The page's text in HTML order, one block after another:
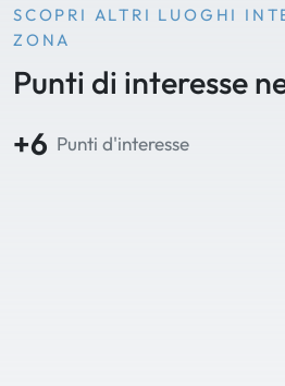
SCOPRI ALTRI LUOGHI
ZONA
Punti di interesse
+6 Punti d'interesse